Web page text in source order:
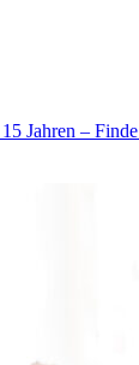
Jahren –